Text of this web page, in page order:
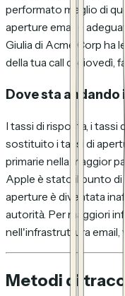
performato meglio di
aperture email è
Giulia di Acme Corp ha
della tua call di giovedì,
Dove sta andando
I tassi di risposta, i
sostituito i tassi di
primarie nella maggior
Apple è stato il punto
aperture è diventata
autorità. Per maggiori
nell'infrastruttura email,
Metodi di